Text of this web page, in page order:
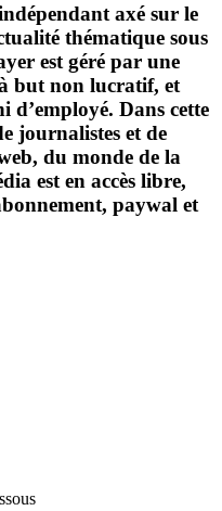
axé sur le
thématique sous
est géré par une
but non lucratif, et
d’employé. Dans cette
journalistes et de
du monde de la
est en accès libre,
paywal et